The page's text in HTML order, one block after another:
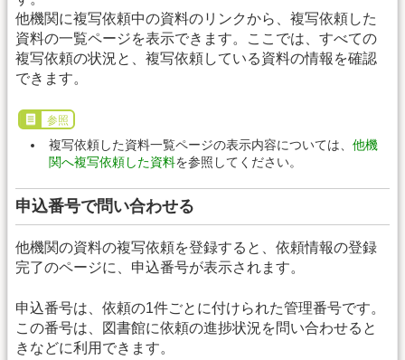
他機関に複写依頼中の資料のリンクから、複写依頼した
資料の一覧ページを表示できます。ここでは、すべての
複写依頼の状況と、複写依頼している資料の情報を確認
できます。
参照
複写依頼した資料一覧ページの表示内容については、 他機
関へ複写依頼した資料を参照してください。
申込番号で問い合わせる
他機関の資料の複写依頼を登録すると、依頼情報の登録
完了のページに、申込番号が表示されます。
申込番号は、依頼の1件ごとに付けられた管理番号です。
この番号は、図書館に依頼の進捗状況を問い合わせると
きなどに利用できます。